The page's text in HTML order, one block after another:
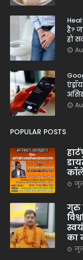
है?
हो
POPULAR POSTS
गुरु
का